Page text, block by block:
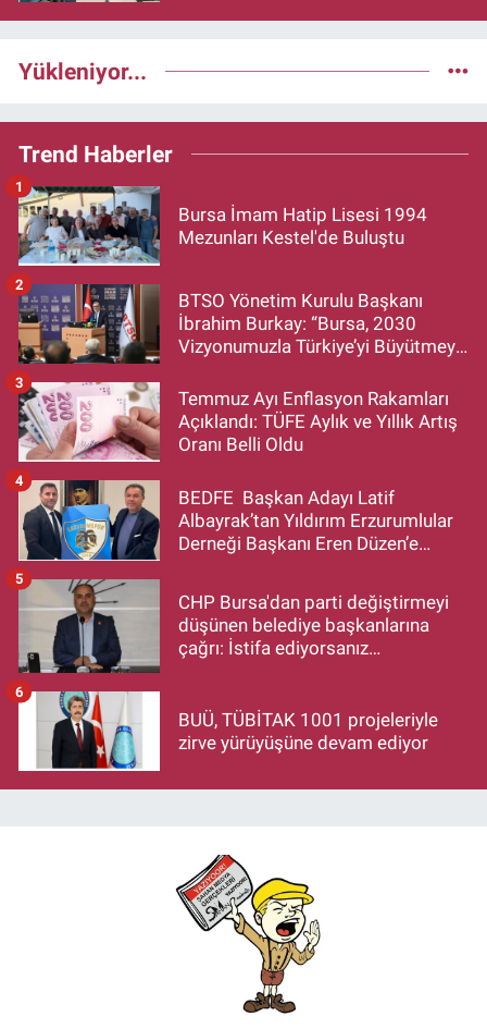
Yükleniyor...
Trend Haberler
Bursa İmam Hatip Lisesi 1994
Mezunları Kestel'de Buluştu
1
BTSO Yönetim Kurulu Başkanı
İbrahim Burkay: “Bursa, 2030
Vizyonumuzla Türkiye’yi Büyütmeye
2
Temmuz Ayı Enflasyon Rakamları
Açıklandı: TÜFE Aylık ve Yıllık Artış
Oranı Belli Oldu
3
BEDFE Başkan Adayı Latif
Albayrak’tan Yıldırım Erzurumlular
Derneği Başkanı Eren Düzen’e
4
CHP Bursa'dan parti değiştirmeyi
düşünen belediye başkanlarına
çağrı: İstifa ediyorsanız
5
BUÜ, TÜBİTAK 1001 projeleriyle
zirve yürüyüşüne devam ediyor
6